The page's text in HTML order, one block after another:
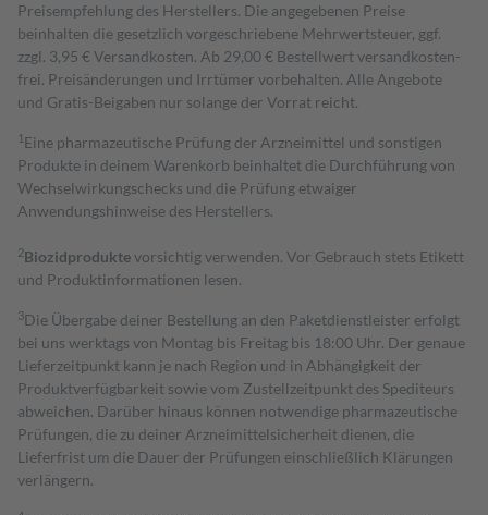
Preisempfehlung des Herstellers. Die angegebenen Preise
beinhalten die gesetzlich vorgeschriebene Mehrwertsteuer, ggf.
zzgl. 3,95 € Versandkosten. Ab 29,00 € Bestell­wert versand­kosten­
frei. Preisänderungen und Irrtümer vorbehalten. Alle Angebote
und Gratis-Beigaben nur solange der Vorrat reicht.
1 Eine pharmazeutische Prüfung der Arzneimittel und sonstigen
Produkte in deinem Warenkorb beinhaltet die Durchführung von
Wechselwirkungschecks und die Prüfung etwaiger
Anwendungshinweise des Herstellers.
2Biozidproduktevorsichtig verwenden. Vor Gebrauch stets Etikett
und Produktinformationen lesen.
3Die Übergabe deiner Bestellung an den Paketdienstleister erfolgt
bei uns werktags von Montag bis Freitag bis 18:00 Uhr. Der genaue
Lieferzeitpunkt kann je nach Region und in Abhängigkeit der
Produktverfügbarkeit sowie vom Zustellzeitpunkt des Spediteurs
abweichen. Darüber hinaus können notwendige pharmazeutische
Prüfungen, die zu deiner Arzneimittelsicherheit dienen, die
Lieferfrist um die Dauer der Prüfungen einschließlich Klärungen
verlängern.